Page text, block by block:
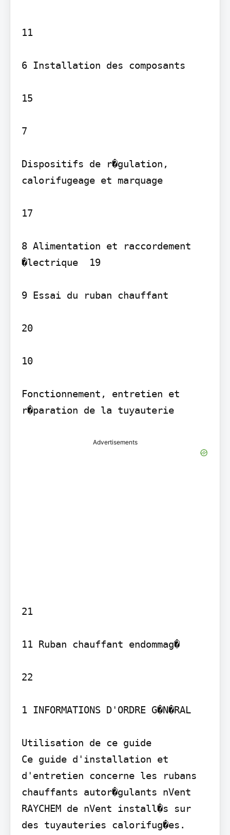
11
6 Installation des composants
15
7
Dispositifs de r�gulation,
calorifugeage et marquage
17
8 Alimentation et raccordement
�lectrique  19
9 Essai du ruban chauffant
20
10
Fonctionnement, entretien et
r�paration de la tuyauterie
Advertisements
21
11 Ruban chauffant endommag�
22
1 INFORMATIONS D'ORDRE G�N�RAL
Utilisation de ce guide
Ce guide d'installation et
d'entretien concerne les rubans
chauffants autor�gulants nVent
RAYCHEM de nVent install�s sur
des tuyauteries calorifug�es.